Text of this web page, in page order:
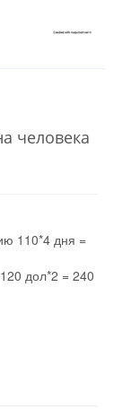
человека
110*4 дня =
дол*2 = 240